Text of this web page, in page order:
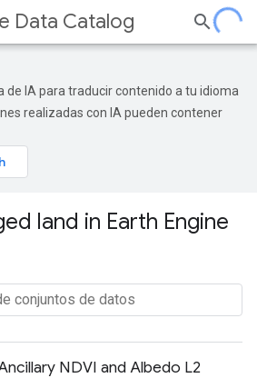
Data Catalog
de IA para traducir contenido a tu idioma
realizadas con IA pueden contener
land in Earth Engine
NDVI and Albedo L2